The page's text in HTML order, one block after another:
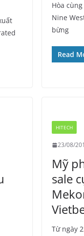
Hòa
Nine
bừng
Read
HITECH
23/08/
Mỹ
sale
Từ ngày